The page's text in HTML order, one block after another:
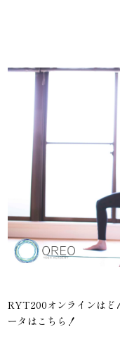
RYT200オンラインはど
ータはこちら！